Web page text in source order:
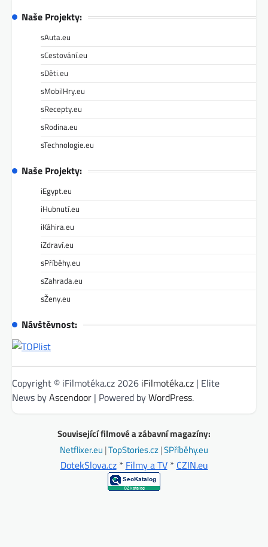
Naše Projekty:
sAuta.eu
sCestování.eu
sDěti.eu
sMobilHry.eu
sRecepty.eu
sRodina.eu
sTechnologie.eu
Naše Projekty:
iEgypt.eu
iHubnutí.eu
iKáhira.eu
iZdraví.eu
sPříběhy.eu
sZahrada.eu
sŽeny.eu
Návštěvnost:
Copyright © iFilmotéka.cz 2026 iFilmotéka.cz | Elite
News byAscendoor | Powered byWordPress.
Související filmové a zábavní magazíny:
Netflixer.eu |TopStories.cz|SPříběhy.eu
DotekSlova.cz* Filmy a TV* CZIN.eu